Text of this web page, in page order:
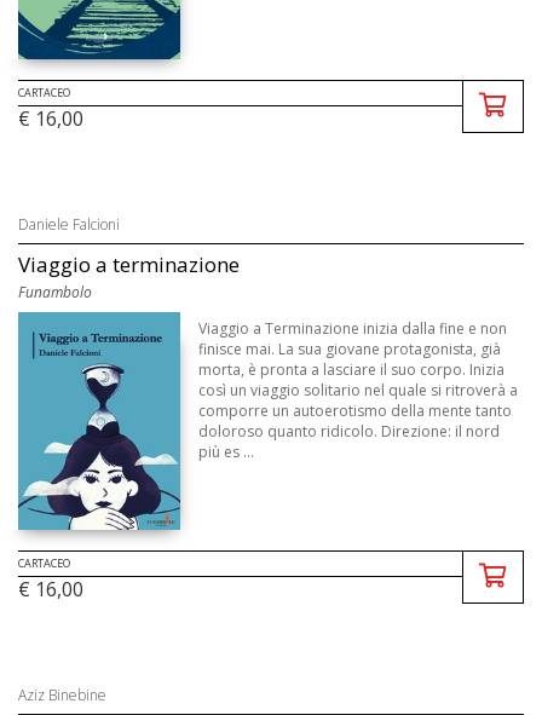
CARTACEO
€ 16,00
Daniele Falcioni
Viaggio a terminazione
Funambolo
Viaggio a Terminazione inizia dalla fine e non
finisce mai. La sua giovane protagonista, già
morta, è pronta a lasciare il suo corpo. Inizia
così un viaggio solitario nel quale si ritroverà a
comporre un autoerotismo della mente tanto
doloroso quanto ridicolo. Direzione: il nord
più es ...
CARTACEO
€ 16,00
Aziz Binebine